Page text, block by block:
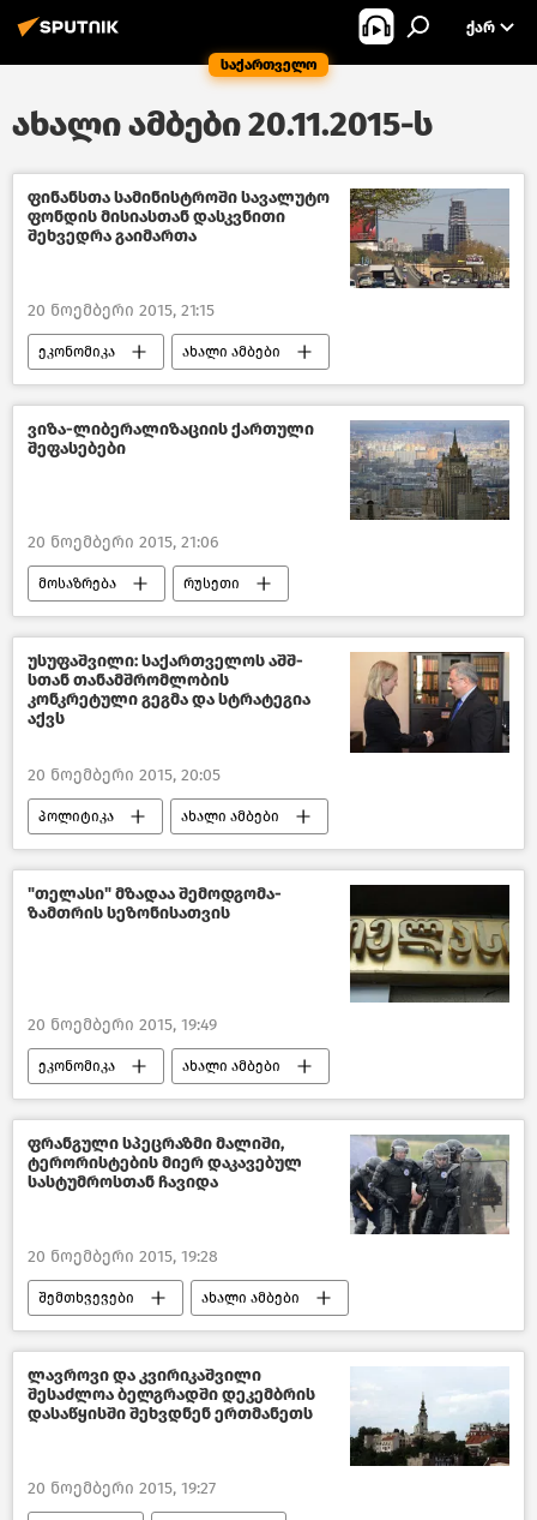
საქართველო
ᲥᲐᲠ
ახალი ამბები 20.11.2015-ს
ფინანსთა სამინისტროში სავალუტო
ფონდის მისიასთან დასკვნითი
შეხვედრა გაიმართა
20 ნოემბერი 2015, 21:15
ეკონომიკა ახალი ამბები
საქართველო
ვიზა-ლიბერალიზაციის ქართული
შეფასებები
20 ნოემბერი 2015, 21:06
მოსაზრება რუსეთი
აქტუალური თემები საქართველო
უსუფაშვილი: საქართველოს აშშ-
სთან თანამშრომლობის
კონკრეტული გეგმა და სტრატეგია
აქვს
20 ნოემბერი 2015, 20:05
პოლიტიკა ახალი ამბები
საქართველო
"თელასი" მზადაა შემოდგომა-
ზამთრის სეზონისათვის
20 ნოემბერი 2015, 19:49
ეკონომიკა ახალი ამბები
საქართველო
ფრანგული სპეცრაზმი მალიში,
ტერორისტების მიერ დაკავებულ
სასტუმროსთან ჩავიდა
20 ნოემბერი 2015, 19:28
შემთხვევები ახალი ამბები
მსოფლიოს ახალი ამბები
ლავროვი და კვირიკაშვილი
შესაძლოა ბელგრადში დეკემბრის
დასაწყისში შეხვდნენ ერთმანეთს
20 ნოემბერი 2015, 19:27